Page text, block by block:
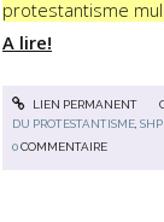
protestantisme
A lire!
LIEN PERMANENT
DU PROTESTANTISME,
0COMMENTAIRE